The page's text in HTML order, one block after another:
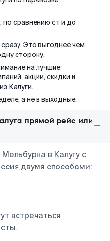
сравнению от и до
Это выгоднее чем
сторону.
на лучшие
акции, скидки и
Калуги.
а не в выходные.
прямой рейс или
в Калугу с
двумя способами:
встречаться